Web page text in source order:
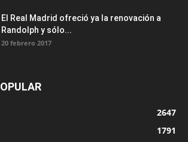
El Real Madrid ofreció ya la renovación a
Randolph y sólo...
20 febrero 2017
2647
1791